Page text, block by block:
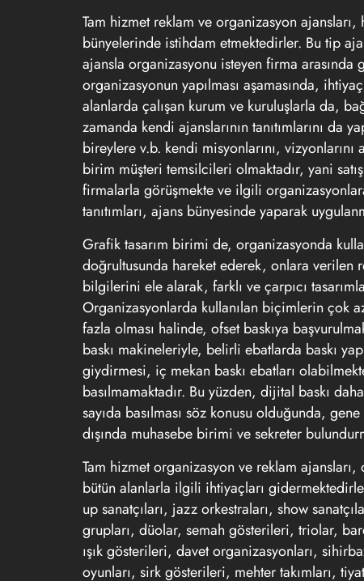
Tam hizmet reklam ve organizasyon
bünyelerinde istihdam etmektedirler. Bu tip
ajansla organizasyonu isteyen firma
organizasyonun yapılması aşamasında,
alanlarda çalışan kurum ve kuruluşlarla da,
zamanda kendi ajanslarının tanıtımlarını da
bireylere v.b. kendi misyonlarını,
birim müşteri temsilcileri olmaktadır, yani
firmalarla görüşmekte ve ilgili
tanıtımları, ajans bünyesinde yaparak
Grafik tasarım birimi de, organizasyonda
doğrultusunda hareket ederek, onlara
bilgilerini ele alarak, farklı ve çarpıcı
Organizasyonlarda kullanılan biçimlerin çok
fazla olması halinde, ofset baskıya
baskı makineleriyle, belirli ebatlarda baskı
giydirmesi, iç mekan baskı ebatları
basılmamaktadır. Bu yüzden, dijital baskı
sayıda basılması söz konusu olduğunda,
dışında muhasebe birimi ve sekreter
Tam hizmet organizasyon ve reklam
bütün alanlarla ilgili ihtiyaçları
up sanatçıları, jazz orkestraları, show
grupları, düolar, semah gösterileri, triolar,
ışık gösterileri, davet organizasyonları,
oyunları, sirk gösterileri, mehter takımları,